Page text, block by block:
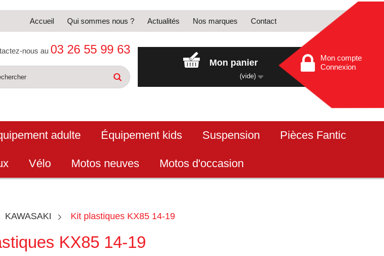
Accueil Qui sommes nous ? Actualités Nos marques Contact
nous au 03 26 55 99 63
Mon panier
(vide)
Mon compte
Connexion
adulte Équipement kids Suspension Pièces Fantic
Vélo Motos neuves Motos d'occasion
KAWASAKI Kit plastiques KX85 14-19
KX85 14-19